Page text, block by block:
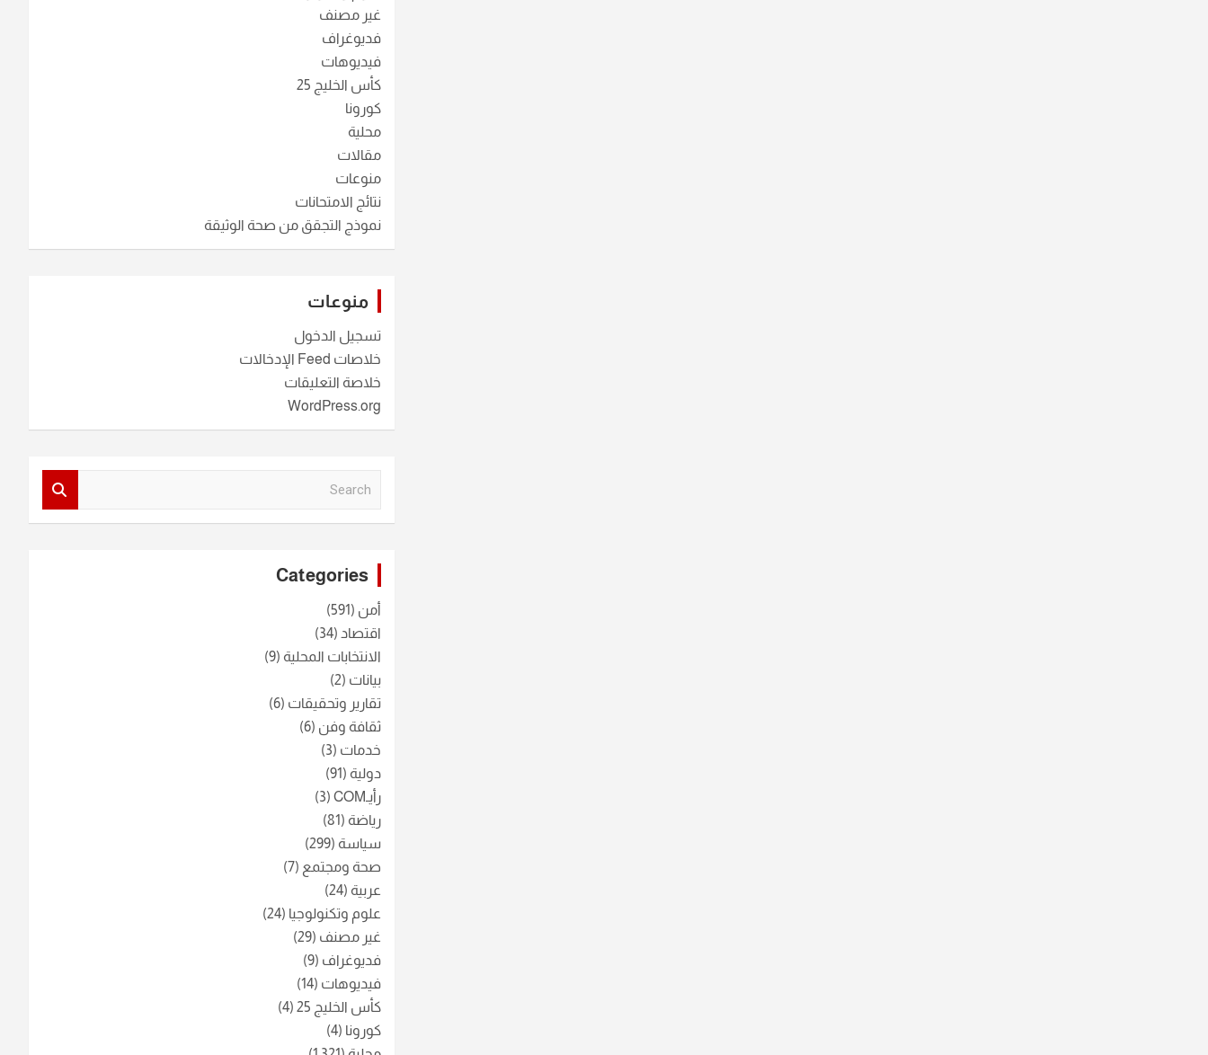
غير مصنف
فديوغراف
فيديوهات
كأس الخليج 25
كورونا
محلية
مقالات
منوعات
نتائج الامتحانات
نموذج التجقق من صحة الوثيقة
منوعات
تسجيل الدخول
خلاصات Feed الإدخالات
خلاصة التعليقات
WordPress.org
Categories
أمن (591)
اقتصاد (34)
الانتخابات المحلية (9)
بيانات (2)
تقارير وتحقيقات (6)
ثقافة وفن (6)
خدمات (3)
دولية (91)
رأيـCOM
(3)
رياضة (81)
سياسة (299)
صحة ومجتمع (7)
عربية (24)
علوم وتكنولوجيا (24)
غير مصنف (29)
فديوغراف (9)
فيديوهات (14)
كأس الخليج 25
(4)
كورونا (4)